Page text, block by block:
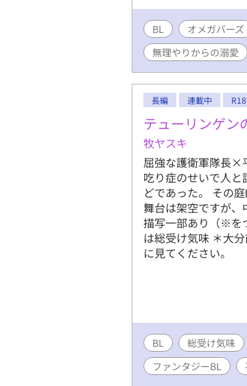
BL オメガバーズ
無理やりからの溺愛
長編 連載中 R18
テューリンゲン
牧ヤスキ
屈強な護衛軍隊長×
吃り症のせいで人
どであった。 その
舞台は架空ですが、
描写一部あり（※を
は総受け気味 ＊大
に見てください。
BL 総受け気味
ファンタジーBL